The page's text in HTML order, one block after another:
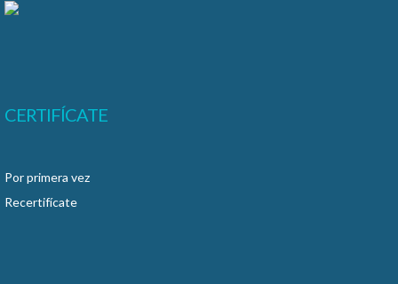
CERTIFÍCATE
Por primera vez
Recertifícate